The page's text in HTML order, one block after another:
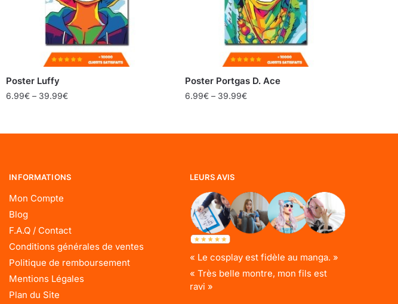
Poster Luffy
6.99€– 39.99€
Poster Portgas D. Ace
6.99€– 39.99€
INFORMATIONS
Mon Compte
Blog
F.A.Q / Contact
Conditions générales de ventes
Politique de remboursement
Mentions Légales
Plan du Site
LEURS AVIS
« Le cosplay est fidèle au manga. »
« Très belle montre, mon fils est
ravi »